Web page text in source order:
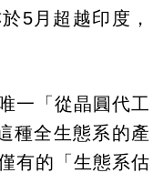
5月超越印度，
一「從晶圓代工
種全生態系的產
有的「生態系估